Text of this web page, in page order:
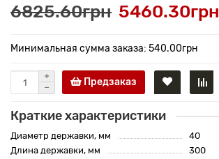
6825.60грн 5460.30грн
Минимальная сумма заказа: 540.00грн
Предзаказ
Краткие характеристики
Диаметр державки, мм
40
Длина державки, мм
300